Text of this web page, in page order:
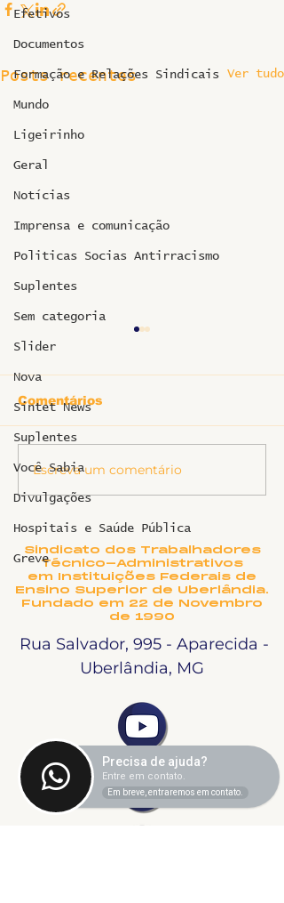
Efetivos
Documentos
Formação e Relações Sindicais
Mundo
Ligeirinho
Geral
Notícias
Imprensa e comunicação
Politicas Socias Antirracismo
Suplentes
Sem categoria
Slider
Nova
Sintet News
Suplentes
Você Sabia
Divulgações
Hospitais e Saúde Pública
Greve
Posts recentes Ver tudo
SINTET-UFU dá as
boas-vindas aos
novos TAEs e
docentes da UFU
Comentários
Escreva um comentário
Sindicato dos Trabalhadores
Técnico-Administrativos
em Instituições Federais de
Ensino Superior de Uberlândia.
Fundado em 22 de Novembro
de 1990
Rua Salvador, 995 - Aparecida -
Uberlândia, MG
Precisa de ajuda?
Entre em contato.
Em breve, entraremos em contato.